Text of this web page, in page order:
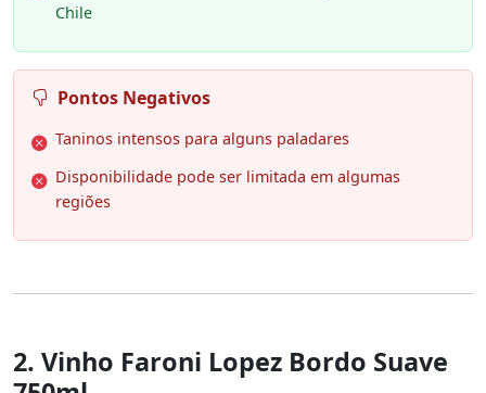
Chile
Pontos Negativos
Taninos intensos para alguns paladares
Disponibilidade pode ser limitada em algumas
regiões
2. Vinho Faroni Lopez Bordo Suave